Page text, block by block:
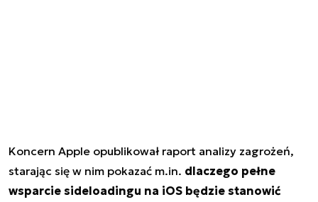
Koncern Apple opublikował raport analizy zagrożeń,
starając się w nim pokazać m.in. dlaczego pełne
wsparcie sideloadingu na iOS będzie stanowić